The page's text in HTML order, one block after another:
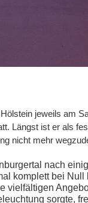
jeweils am
Längst ist er als
nicht mehr
nach
komplett bei
vielfältigen
sorgte,